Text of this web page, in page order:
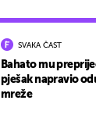
SVAKA ČAST
Bahato mu
pješak napravio
mreže